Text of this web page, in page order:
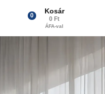
0
Kosár
0 Ft
ÁFA-val